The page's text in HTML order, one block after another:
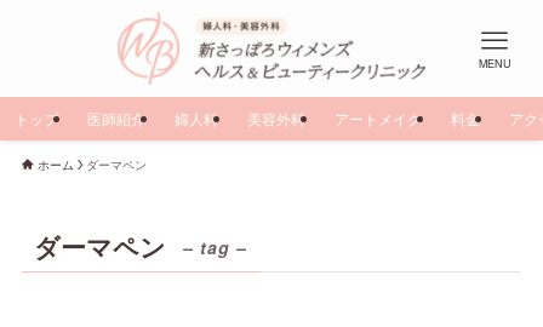
MENU
トップ 医師紹介 婦人科 美容外科 アートメイク 料金 アク
ホーム ダーマペン
ダーマペン – tag –